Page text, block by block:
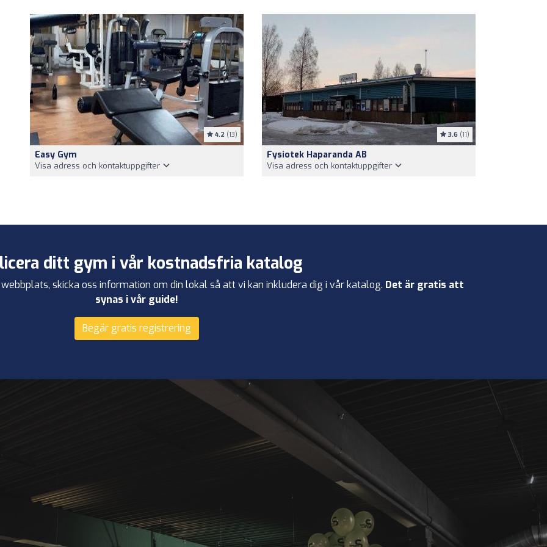
4.2 (13)
Easy Gym
Visa adress och kontaktuppgifter
3.6 (11)
Fysiotek Haparanda AB
Visa adress och kontaktuppgifter
ditt gym i vår kostnadsfria katalog
skicka oss information om din lokal så att vi kan inkludera dig i vår katalog. Det är gratis att
synas i vår guide!
Begär gratis registrering